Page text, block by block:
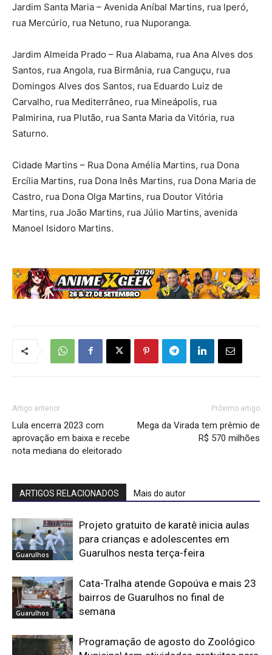
Jardim Santa Maria – Avenida Aníbal Martins, rua lperó,
rua Mercúrio, rua Netuno, rua Nuporanga.
Jardim Almeida Prado – Rua Alabama, rua Ana Alves dos
Santos, rua Angola, rua Birmânia, rua Canguçu, rua
Domingos Alves dos Santos, rua Eduardo Luiz de
Carvalho, rua Mediterrâneo, rua Mineápolis, rua
Palmirina, rua Plutão, rua Santa Maria da Vitória, rua
Saturno.
Cidade Martins – Rua Dona Amélia Martins, rua Dona
Ercília Martins, rua Dona Inês Martins, rua Dona Maria de
Castro, rua Dona Olga Martins, rua Doutor Vitória
Martins, rua João Martins, rua Júlio Martins, avenida
Manoel Isidoro Martins.
Artigo anterior
Lula encerra 2023 com
aprovação em baixa e recebe
nota mediana do eleitorado
Próximo artigo
Mega da Virada tem prêmio de
R$ 570 milhões
ARTIGOS RELACIONADOS Mais do autor
Guarulhos
Projeto gratuito de karatê inicia aulas
para crianças e adolescentes em
Guarulhos nesta terça-feira
Guarulhos
Cata-Tralha atende Gopoúva e mais 23
bairros de Guarulhos no final de
semana
Programação de agosto do Zoológico